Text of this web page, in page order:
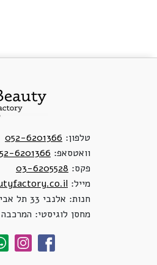
טלפון: 052-6201366
וואטסאפ: 6201366
פקס: 03-6205528
מייל:
חנות: אלנבי 33 תל אביב
מחסן לוגיסטי: המרכבה 17 חולון